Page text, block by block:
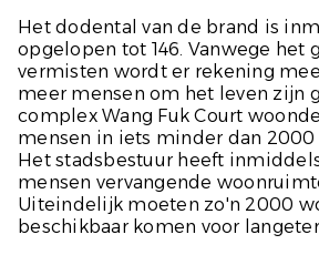
Het dodental van de brand is
opgelopen tot 146. Vanwege het
vermisten wordt er rekening
meer mensen om het leven zijn
complex Wang Fuk Court
mensen in iets minder dan
Het stadsbestuur heeft
mensen vervangende
Uiteindelijk moeten zo'n 2000
beschikbaar komen voor